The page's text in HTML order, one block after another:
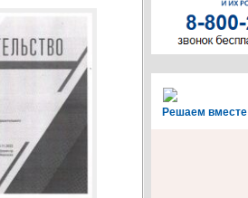
Решаем вместе